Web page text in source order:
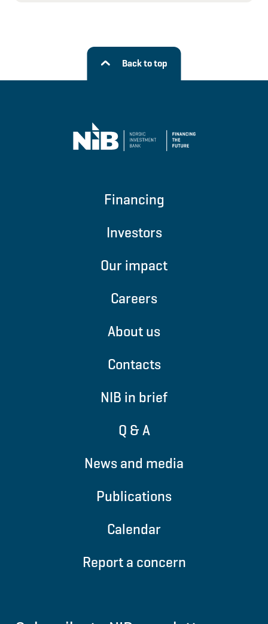
Back to top
Financing
Investors
Our impact
Careers
About us
Contacts
NIB in brief
Q & A
News and media
Publications
Calendar
Report a concern